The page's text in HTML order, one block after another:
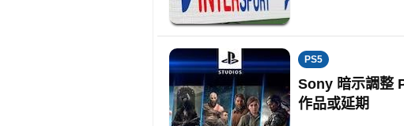
PS5
Sony 暗示調整
作品或延期